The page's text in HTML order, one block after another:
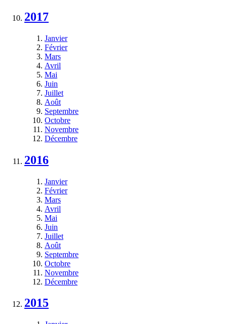
2017
Janvier
Février
Mars
Avril
Mai
Juin
Juillet
Août
Septembre
Octobre
Novembre
Décembre
2016
Janvier
Février
Mars
Avril
Mai
Juin
Juillet
Août
Septembre
Octobre
Novembre
Décembre
2015